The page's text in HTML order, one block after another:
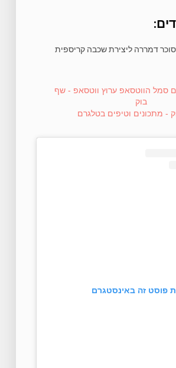
דמררה ליצירת שכבה קריספית
פוסט זה באינסטגרם